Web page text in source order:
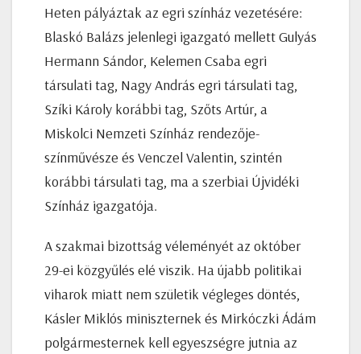
Heten pályáztak az egri színház vezetésére:
Blaskó Balázs jelenlegi igazgató mellett Gulyás
Hermann Sándor, Kelemen Csaba egri
társulati tag, Nagy András egri társulati tag,
Szíki Károly korábbi tag, Szőts Artúr, a
Miskolci Nemzeti Színház rendezője-
színművésze és Venczel Valentin, szintén
korábbi társulati tag, ma a szerbiai Újvidéki
Színház igazgatója.
A szakmai bizottság véleményét az október
29-ei közgyűlés elé viszik. Ha újabb politikai
viharok miatt nem születik végleges döntés,
Kásler Miklós miniszternek és Mirkóczki Ádám
polgármesternek kell egyeszségre jutnia az